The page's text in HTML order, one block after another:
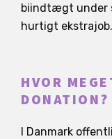
biindtægt under
hurtigt ekstrajob.
HVOR
DONATION?
I Danmark